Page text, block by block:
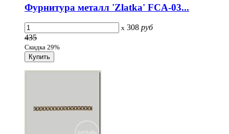
Фурнитура металл 'Zlatka' FCA-03...
x 308 руб
435
Скидка 29%